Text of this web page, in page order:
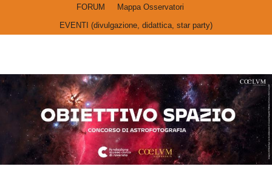
FORUM
Mappa Osservatori
EVENTI (divulgazione, didattica, star party)